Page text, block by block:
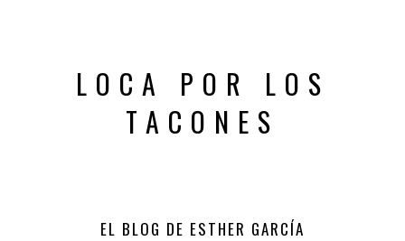
LOCA POR LOS
TACONES
EL BLOG DE ESTHER GARCÍA